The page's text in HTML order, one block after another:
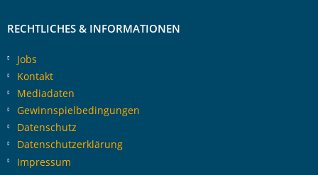
RECHTLICHES & INFORMATIONEN
Jobs
Kontakt
Mediadaten
Gewinnspielbedingungen
Datenschutz
Datenschutzerklärung
Impressum